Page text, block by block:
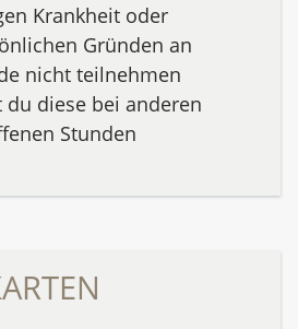
Krankheit oder
Gründen an
nicht teilnehmen
du diese bei anderen
Stunden